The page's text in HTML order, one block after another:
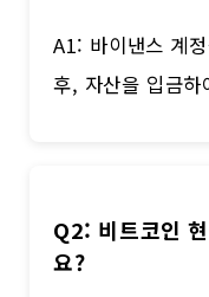
A1: 바이낸스 계
후, 자산을 입금하
Q2: 비트코인
요?